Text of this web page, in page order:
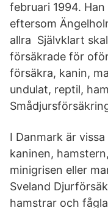
februari 1994.
eftersom
allra Självklart
försäkrade för
försäkra, kanin,
undulat, reptil,
I Danmark är
kaninen,
minigrisen eller
Sveland
hamstrar och